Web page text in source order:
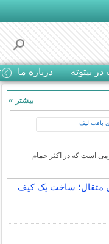
در بیتوته درباره ما
است که در اکثر حمام
ساخت یک کیف
بیشتر »